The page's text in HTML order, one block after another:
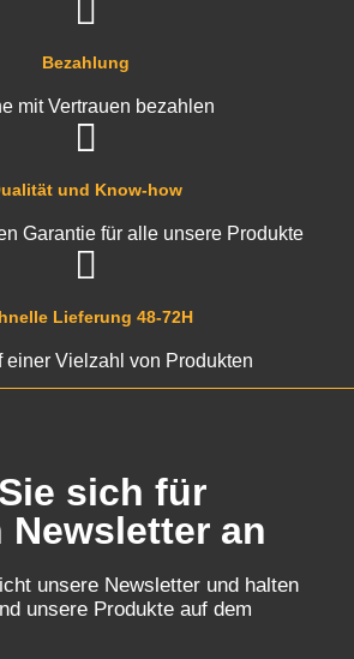
Lieferung 48-72H
einer Vielzahl von Produkten
und Know-how
Garantie für alle unsere Produkte
Bezahlung
mit Vertrauen bezahlen
sich für
Newsletter an
unsere Newsletter und halten
unsere Produkte auf dem